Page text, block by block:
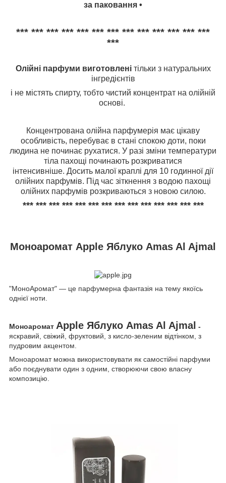
за паковання •
*** *** *** *** *** *** *** *** *** *** *** *** ***
***
Олійні парфуми виготовлені тільки з натуральних
інгредієнтів
і не містять спирту, тобто чистий концентрат на олійній
основі.
Концентрована олійна парфумерія має цікаву
особливість, перебуває в стані спокою доти, поки
людина не починає рухатися. У разі зміни температури
тіла пахощі починають розкриватися
інтенсивніше. Досить малої краплі для 10 годинної дії
олійних парфумів. Під час зіткнення з водою пахощі
олійних парфумів розкриваються з новою силою.
*** *** *** *** *** *** *** *** *** *** *** *** *** ***
Моноаромат Apple Яблуко Amas Al Ajmal
"МоноАромат" — це парфумерна фантазія на тему якоїсь
однієї ноти.
Моноаромат Apple Яблуко Amas Al Ajmal -
яскравий, свіжий, фруктовий, з кисло-зеленим відтінком, з
пудровим акцентом.
Моноаромат можна використовувати як самостійні парфуми
або поєднувати один з одним, створюючи свою власну
композицію.